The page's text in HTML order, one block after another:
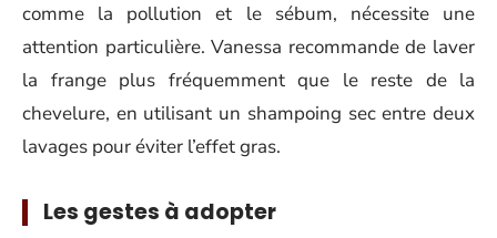
comme la pollution et le sébum, nécessite une
attention particulière. Vanessa recommande de laver
la frange plus fréquemment que le reste de la
chevelure, en utilisant un shampoing sec entre deux
lavages pour éviter l’effet gras.
Les gestes à adopter